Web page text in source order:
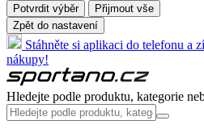
Potvrdit výběr
Přijmout vše
Zpět do nastavení
Stáhněte si aplikaci do telefonu a
nákupy!
Hledejte podle produktu, kategorie